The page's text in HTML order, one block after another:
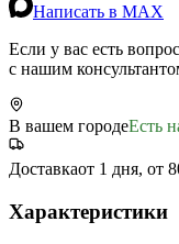
Написать в MAX
Если у вас есть
с нашим
В вашем городеЕсть
Доставкаот 1 дня, от
Характеристики